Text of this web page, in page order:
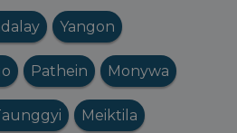
Yangon
Pathein Monywa
Meiktila